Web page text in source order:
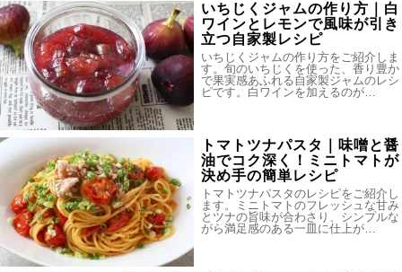
いちじくジャムの作り方｜白
ワインとレモンで風味が引き
立つ自家製レシピ
いちじくジャムの作り方をご紹介しま
す。旬のいちじくを使った、香り豊か
で果実感あふれる自家製ジャムのレシ
ピです。白ワインを加えるのが…
トマトツナパスタ｜味噌と醤
油でコク深く！ミニトマトが
決め手の簡単レシピ
トマトツナパスタのレシピをご紹介し
ます。ミニトマトのフレッシュな甘み
とツナの旨味が合わさり、シンプルな
がら満足感のある一皿に仕上が…